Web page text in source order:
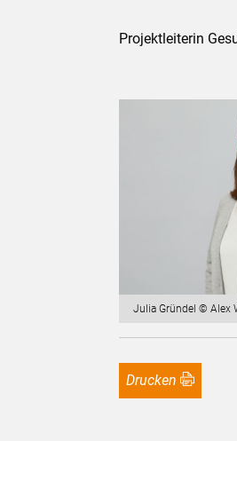
Projektleiterin
Julia Gründel © Alex
Drucken